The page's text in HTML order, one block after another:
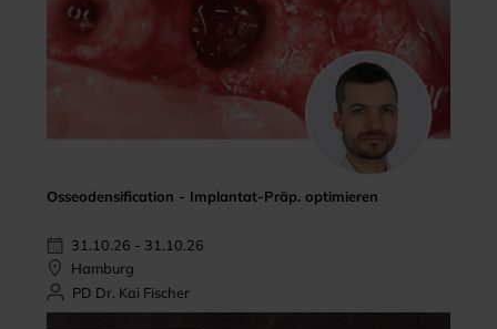
Osseodensification - Implantat-Präp. optimieren
31.10.26 - 31.10.26
Hamburg
PD Dr. Kai Fischer